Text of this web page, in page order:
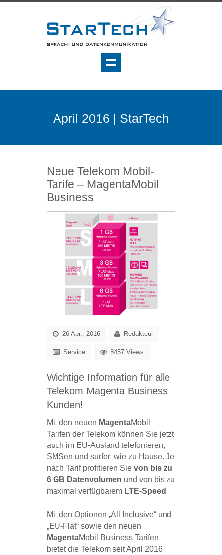
April 2016 | StarTech
Neue Telekom Mobil-
Tarife – MagentaMobil
Business
26 Apr., 2016 Redakteur
Service 8457 Views
Wichtige Information für alle
Telekom Magenta Business
Kunden!
Mit den neuen MagentaMobil
Tarifen der Telekom können Sie jetzt
auch im EU-Ausland telefonieren,
SMSen und surfen wie zu Hause. Je
nach Tarif profitieren Sie von bis zu
6 GB Datenvolumen und von bis zu
maximal verfügbarem LTE-Speed .
Mit den Optionen „All Inclusive“ und
„EU-Flat“ sowie den neuen
MagentaMobil Business Tarifen
bietet die Telekom seit April 2016